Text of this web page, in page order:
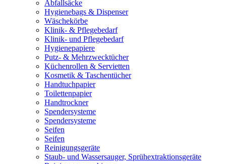
Abfallsäcke
Hygienebags & Dispenser
Wäschekörbe
Klinik- & Pflegebedarf
Klinik- und Pflegebedarf
Hygienepapiere
Putz- & Mehrzwecktücher
Küchenrollen & Servietten
Kosmetik & Taschentücher
Handtuchpapier
Toilettenpapier
Handtrockner
Spendersysteme
Spendersysteme
Seifen
Seifen
Reinigungsgeräte
Staub- und Wassersauger, Sprühextraktionsgeräte